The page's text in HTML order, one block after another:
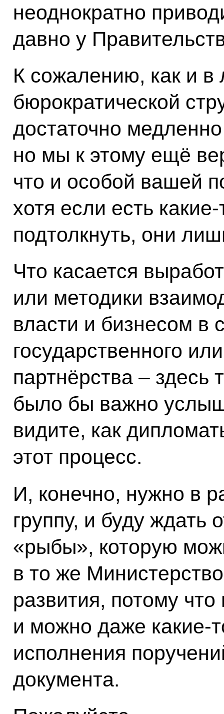
неоднократно
давно у
К сожалению, как и в
бюрократической
достаточно
но мы к этому ещё
что и особой вашей
хотя если есть
подтолкнуть, они
Что касается
или методики
власти и бизнесом в
государственного
партнёрства – здесь
было бы важно
видите, как
этот процесс.
И, конечно, нужно в
группу, и буду ждать
«рыбы», которую
в то же
развития, потому что
и можно даже
исполнения
документа.